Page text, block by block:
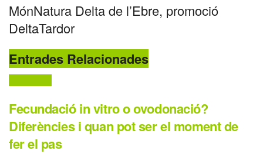
MónNatura Delta de l’Ebre, promoció
DeltaTardor
Entrades Relacionades
Fecundació in vitro o ovodonació?
Diferències i quan pot ser el moment de
fer el pas